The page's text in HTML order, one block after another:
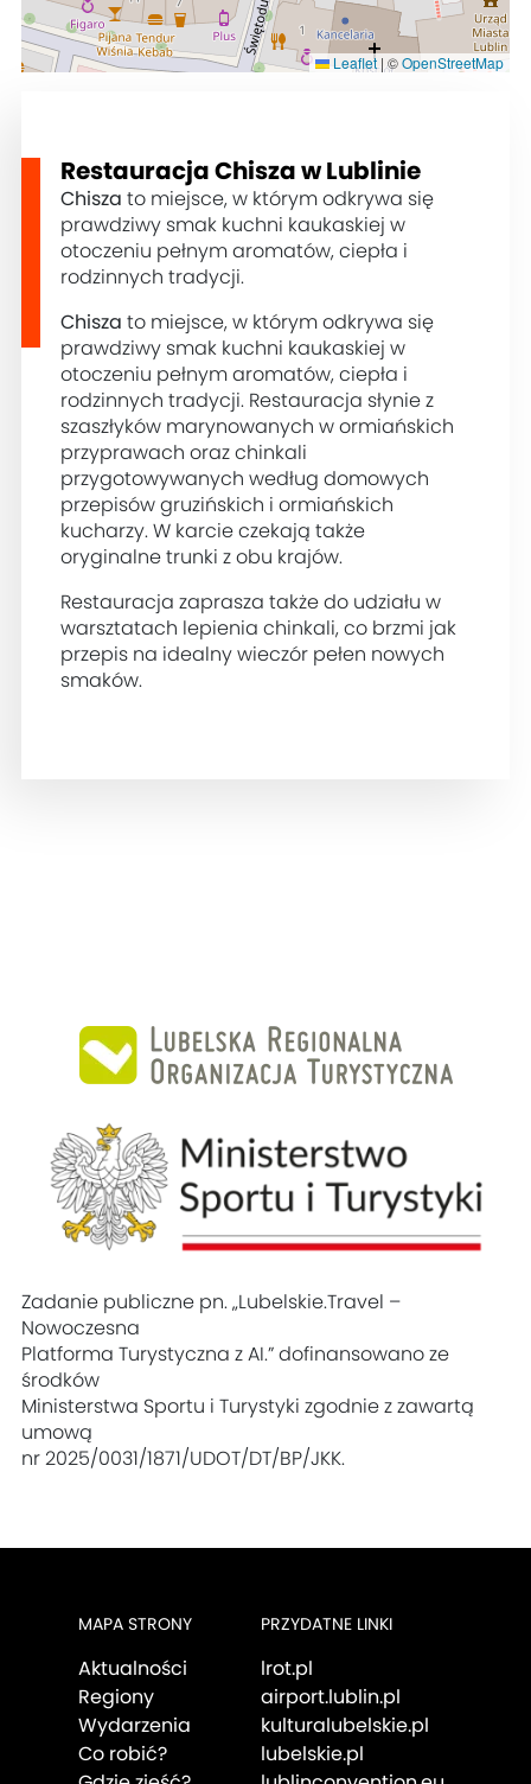
Leaflet | ©OpenStreetMap
Restauracja Chisza w Lublinie
Chisza to miejsce, w którym odkrywa się
prawdziwy smak kuchni kaukaskiej w
otoczeniu pełnym aromatów, ciepła i
rodzinnych tradycji.
Chisza to miejsce, w którym odkrywa się
prawdziwy smak kuchni kaukaskiej w
otoczeniu pełnym aromatów, ciepła i
rodzinnych tradycji. Restauracja słynie z
szaszłyków marynowanych w ormiańskich
przyprawach oraz chinkali
przygotowywanych według domowych
przepisów gruzińskich i ormiańskich
kucharzy. W karcie czekają także
oryginalne trunki z obu krajów.
Restauracja zaprasza także do udziału w
warsztatach lepienia chinkali, co brzmi jak
przepis na idealny wieczór pełen nowych
smaków.
Zadanie publiczne pn. „Lubelskie.Travel –
Nowoczesna
Platforma Turystyczna z AI.” dofinansowano ze
środków
Ministerstwa Sportu i Turystyki zgodnie z zawartą
umową
nr 2025/0031/1871/UDOT/DT/BP/JKK.
MAPA STRONY
Aktualności
Regiony
Wydarzenia
Co robić?
PRZYDATNE LINKI
lrot.pl
airport.lublin.pl
kulturalubelskie.pl
lubelskie.pl